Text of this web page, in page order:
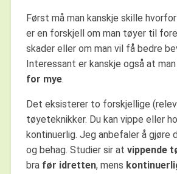
Først må man kanskje skille
er en forskjell om man tøyer til
skader eller om man vil få bedre
Interessant er kanskje også at man
for mye.
Det eksisterer to forskjellige
tøyeteknikker. Du kan vippe eller
kontinuerlig. Jeg anbefaler å gjøre
og behag. Studier sir at vippende
bra før idretten, mens